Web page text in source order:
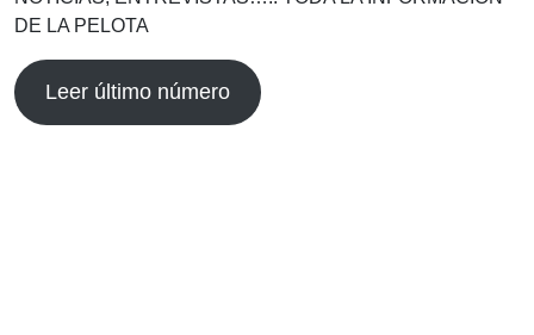
DE LA PELOTA
Leer último número